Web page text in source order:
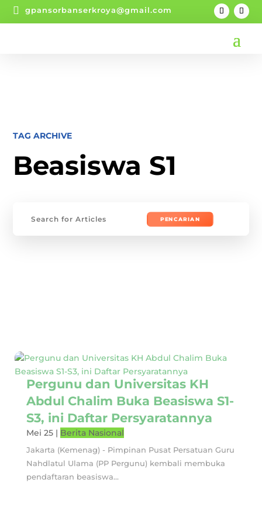
 gpansorbanserkroya@gmail.com
TAG ARCHIVE
Beasiswa S1
Pergunu dan Universitas KH
Abdul Chalim Buka Beasiswa S1-
S3, ini Daftar Persyaratannya
Mei 25| Berita Nasional
Jakarta (Kemenag) - Pimpinan Pusat Persatuan Guru
Nahdlatul Ulama (PP Pergunu) kembali membuka
pendaftaran beasiswa...